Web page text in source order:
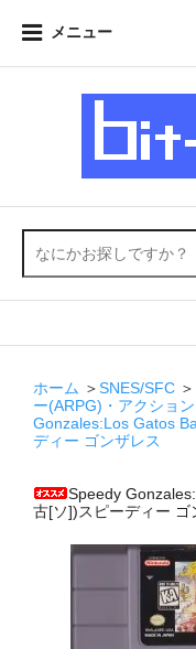
メニュー
ホーム ＞SNES/SFC ＞
ー(ARPG)・アクショ
Gonzales:Los Gatos
ディー ゴンザレス
Speedy
古[ソ])スピーディー ゴ